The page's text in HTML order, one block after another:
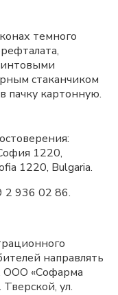
темного
стаканчиком
пачку картонную.
1220,
1220, Bulgaria.
2 936 02 86.
направлять
ООО «Софарма
ул.